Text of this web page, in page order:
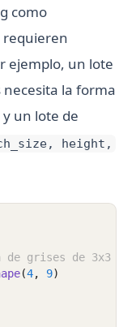
como
requieren
ejemplo, un lote
necesita la forma
y un lote de
height,
de grises de 3x3
(4, 9)